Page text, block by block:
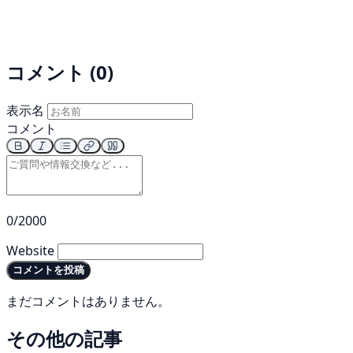
コメント (0)
表示名
コメント
0/2000
Website
コメントを投稿
まだコメントはありません。
その他の記事